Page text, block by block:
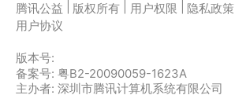
腾讯公益
版权所有 用户权限 隐私政策
用户协议
版本号:
备案号: 粤B2-20090059-1623A
主办者: 深圳市腾讯计算机系统有限公司